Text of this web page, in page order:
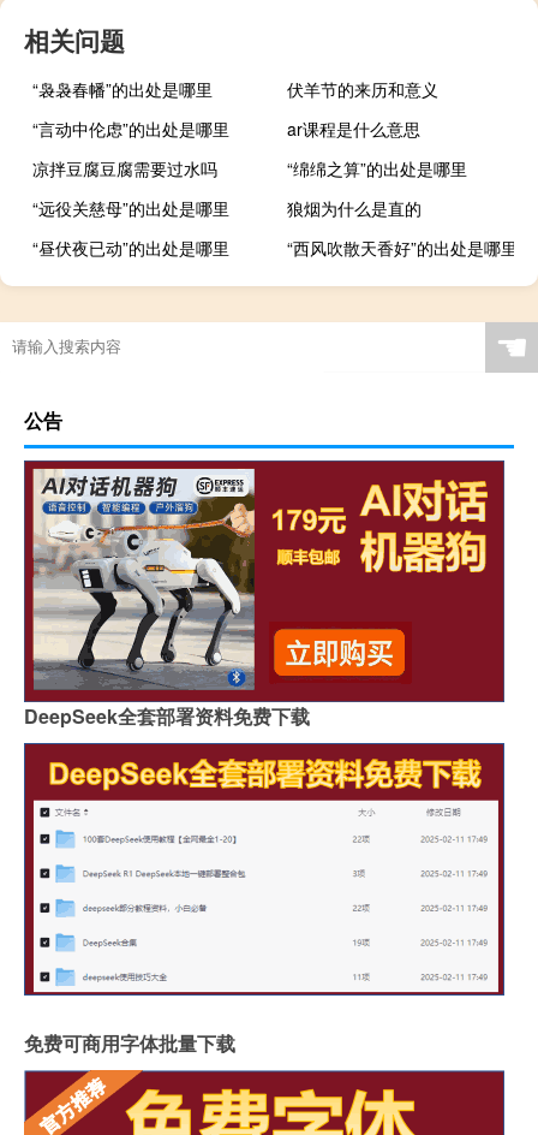
相关问题
“袅袅春幡”的出处是哪里
伏羊节的来历和意义
“言动中伦虑”的出处是哪里
ar课程是什么意思
凉拌豆腐豆腐需要过水吗
“绵绵之算”的出处是哪里
“远役关慈母”的出处是哪里
狼烟为什么是直的
“昼伏夜已动”的出处是哪里
“西风吹散天香好”的出处是哪里
☚
公告
DeepSeek全套部署资料免费下载
免费可商用字体批量下载